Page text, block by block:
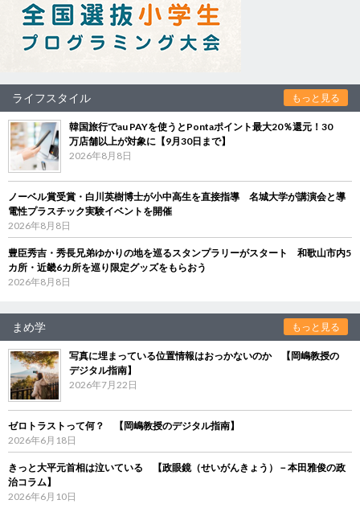
ライフスタイル もっと見る
韓国旅行でau PAYを使うとPontaポイント最大20％還元！30
万店舗以上が対象に【9月30日まで】
2026年8月8日
ノーベル賞受賞・白川英樹博士が小中高生を直接指導 名城大学が講演会と導
電性プラスチック実験イベントを開催
2026年8月8日
豊臣秀吉・秀長兄弟ゆかりの地を巡るスタンプラリーがスタート 和歌山市内5
カ所・近畿6カ所を巡り限定グッズをもらおう
2026年8月8日
まめ学 もっと見る
写真に埋まっている位置情報はおっかないのか 【岡嶋教授の
デジタル指南】
2026年7月22日
ゼロトラストって何？ 【岡嶋教授のデジタル指南】
2026年6月18日
きっと大平元首相は泣いている 【政眼鏡（せいがんきょう）－本田雅俊の政
治コラム】
2026年6月10日